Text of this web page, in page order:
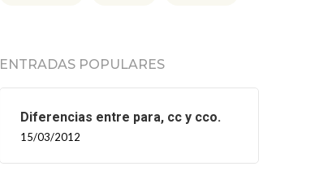
ENTRADAS POPULARES
Diferencias entre para, cc y cco.
15/03/2012